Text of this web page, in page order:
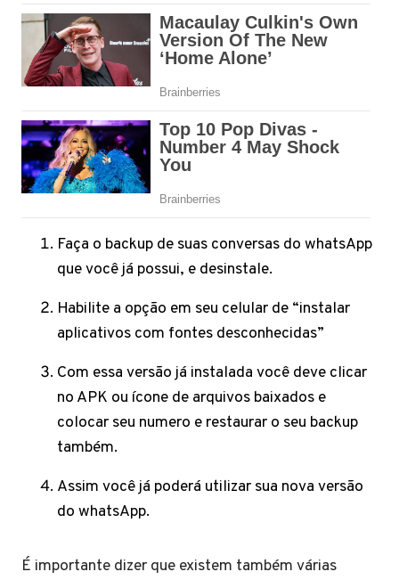
Faça o backup de suas conversas do whatsApp
que você já possui, e desinstale.
Habilite a opção em seu celular de “instalar
aplicativos com fontes desconhecidas”
Com essa versão já instalada você deve clicar
no APK ou ícone de arquivos baixados e
colocar seu numero e restaurar o seu backup
também.
Assim você já poderá utilizar sua nova versão
do whatsApp.
É importante dizer que existem também várias